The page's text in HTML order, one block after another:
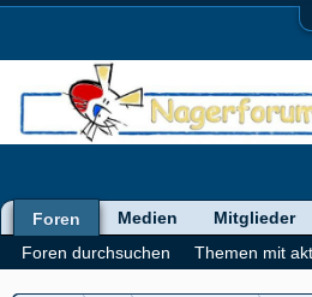
Foren
Foren durchsuchen
Themen mit
Medien Mitglieder